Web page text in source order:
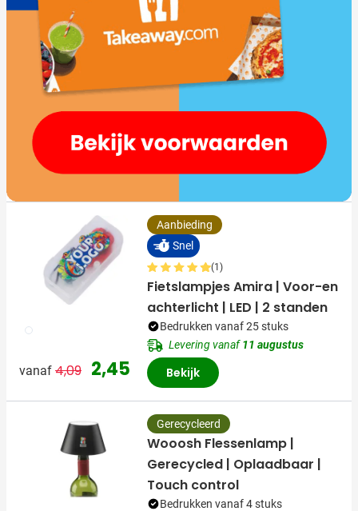
009
vanaf Normale prijs
4,09 Speciale prijs
2,45
Aanbieding
Snel
(1)
Fietslampjes Amira | Voor-en
achterlicht | LED | 2 standen
Bedrukken vanaf 25 stuks
Levering vanaf11 augustus
Bekijk
Gerecycleerd
Wooosh Flessenlamp |
Gerecycled | Oplaadbaar |
Touch control
Bedrukken vanaf 4 stuks